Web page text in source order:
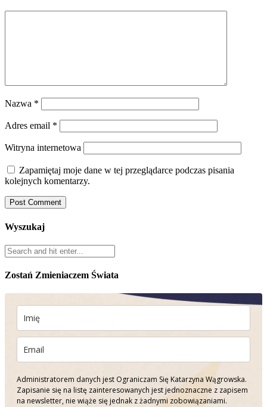
Nazwa *
Adres email *
Witryna internetowa
Zapamiętaj moje dane w tej przeglądarce podczas pisania
kolejnych komentarzy.
Wyszukaj
Zostań Zmieniaczem Świata
Administratorem danych jest Ograniczam Się Katarzyna Wągrowska.
Zapisanie się na listę zainteresowanych jest jednoznaczne z zapisem
na newsletter, nie wiąże się jednak z żadnymi zobowiązaniami.